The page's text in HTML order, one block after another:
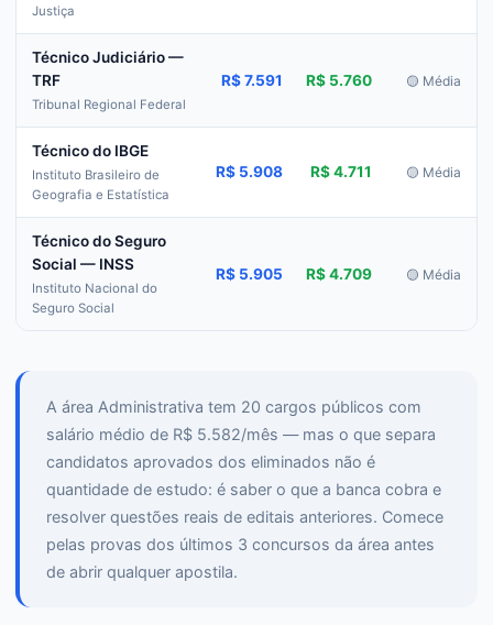
Justiça
Técnico Judiciário —
TRF
Tribunal Regional Federal
R$ 7.591 R$ 5.760 🟡 Média
Técnico do IBGE
Instituto Brasileiro de
Geografia e Estatística
R$ 5.908 R$ 4.711 🟡 Média
Técnico do Seguro
Social — INSS
Instituto Nacional do
Seguro Social
R$ 5.905 R$ 4.709 🟡 Média
A área Administrativa tem 20 cargos públicos com
salário médio de R$ 5.582/mês — mas o que separa
candidatos aprovados dos eliminados não é
quantidade de estudo: é saber o que a banca cobra e
resolver questões reais de editais anteriores. Comece
pelas provas dos últimos 3 concursos da área antes
de abrir qualquer apostila.